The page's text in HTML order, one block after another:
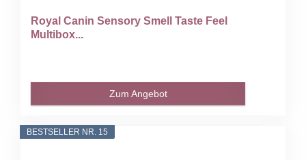
Royal Canin Sensory Smell Taste Feel
Multibox...
Zum Angebot
BESTSELLER NR. 15